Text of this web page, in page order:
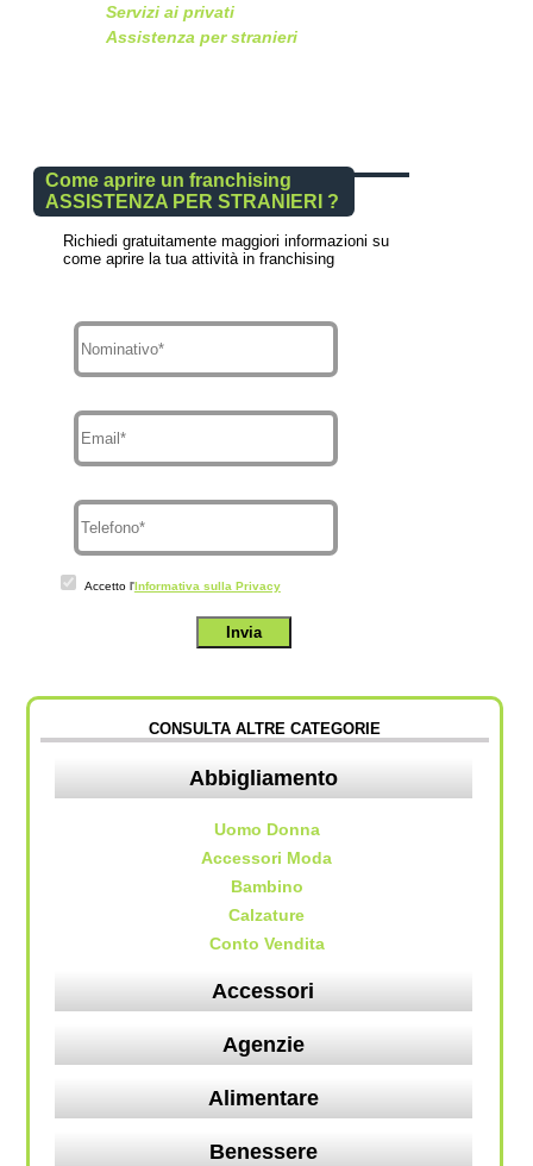
Servizi ai privati
Assistenza per stranieri
Come aprire un franchising
ASSISTENZA PER STRANIERI ?
Richiedi gratuitamente maggiori informazioni su
come aprire la tua attività in franchising
Accetto l'Informativa sulla Privacy
CONSULTA ALTRE CATEGORIE
Abbigliamento
Uomo Donna
Accessori Moda
Bambino
Calzature
Conto Vendita
Accessori
Agenzie
Alimentare
Benessere